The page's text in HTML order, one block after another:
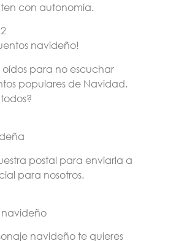
con autonomía.
navideño!
oídos para no escuchar
populares de Navidad.
postal para enviarla a
para nosotros.
navideño
navideño te quieres